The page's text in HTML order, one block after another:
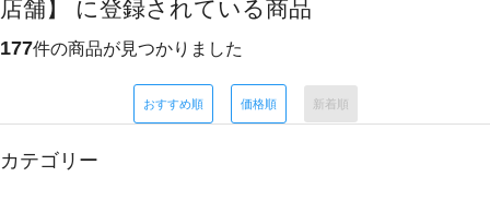
店舗】 に登録されている商品
177件の商品が見つかりました
おすすめ順 価格順 新着順
カテゴリー